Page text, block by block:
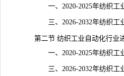
一、2020-2025年纺织工业
三、2026-2032年纺织工业
第二节 纺织工业自动化行业
一、2020-2025年纺织工业
三、2026-2032年纺织工业